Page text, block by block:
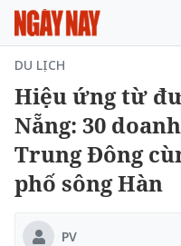
DU LỊCH
Hiệu ứng từ
Nẵng: 30
Trung Đông
phố sông Hàn
PV